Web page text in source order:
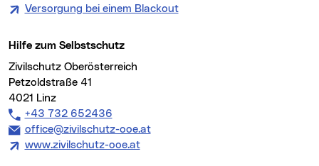
Versorgung bei einem Blackout
Hilfe zum Selbstschutz
Zivilschutz Oberösterreich
Petzoldstraße 41
4021 Linz
Telefon:
+43 732 652436
E-Mail Adresse:
office@zivilschutz-ooe.at
www.zivilschutz-ooe.at